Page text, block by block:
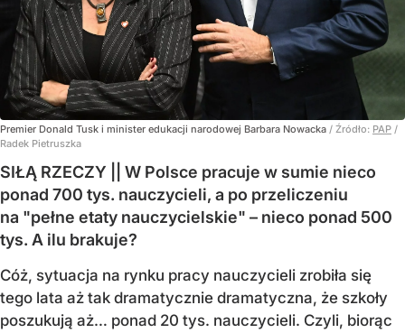
Premier Donald Tusk i minister edukacji narodowej Barbara Nowacka / Źródło: PAP /
Radek Pietruszka
SIŁĄ RZECZY || W Polsce pracuje w sumie nieco
ponad 700 tys. nauczycieli, a po przeliczeniu
na "pełne etaty nauczycielskie" – nieco ponad 500
tys. A ilu brakuje?
Cóż, sytuacja na rynku pracy nauczycieli zrobiła się
tego lata aż tak dramatycznie dramatyczna, że szkoły
poszukują aż… ponad 20 tys. nauczycieli. Czyli, biorąc